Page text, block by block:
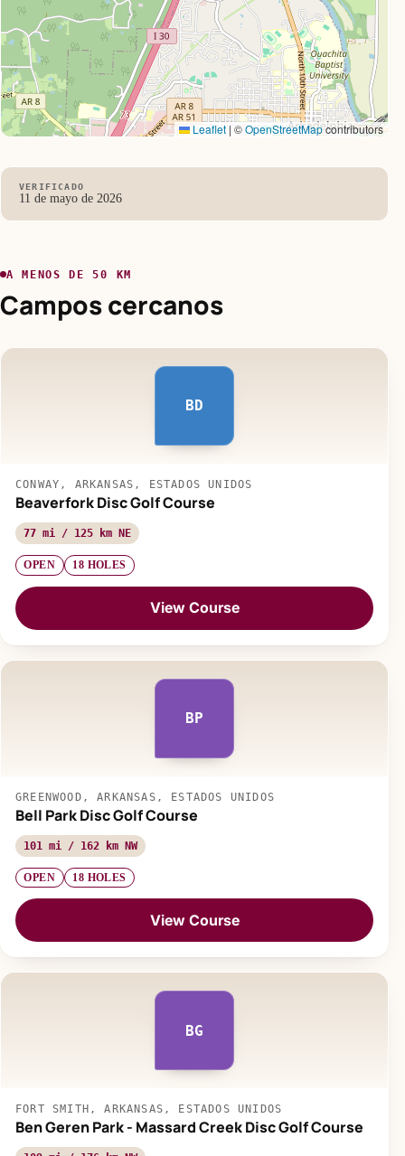
Leaflet | ©OpenStreetMapcontributors
VERIFICADO
11 de mayo de 2026
A MENOS DE 50 KM
Campos cercanos
BD
CONWAY, ARKANSAS, ESTADOS UNIDOS
Beaverfork Disc Golf Course
77 mi / 125 km NE
OPEN 18 HOLES
View Course
BP
GREENWOOD, ARKANSAS, ESTADOS UNIDOS
Bell Park Disc Golf Course
101 mi / 162 km NW
OPEN 18 HOLES
View Course
BG
FORT SMITH, ARKANSAS, ESTADOS UNIDOS
Ben Geren Park - Massard Creek Disc Golf Course